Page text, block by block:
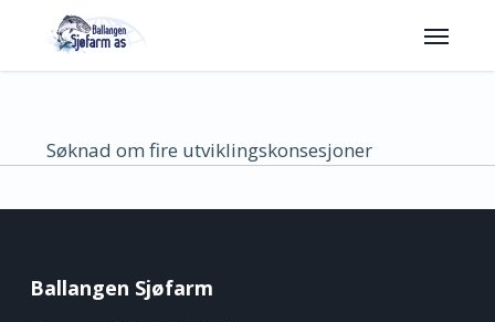
main
Menu
Søknad om fire utviklingskonsesjoner
Ballangen Sjøfarm